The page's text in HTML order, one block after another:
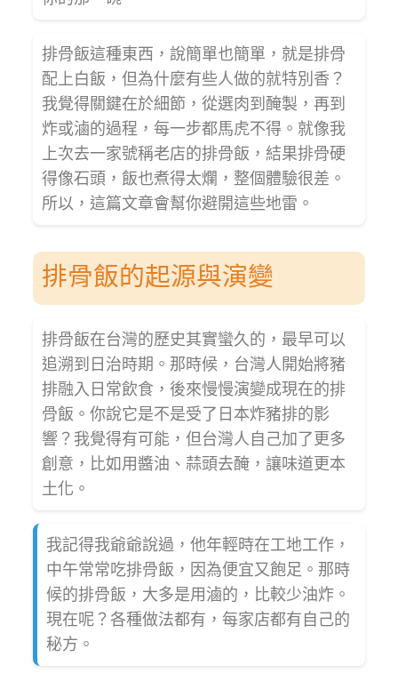
排骨飯這種東西，說簡單也簡單，就是排骨
配上白飯，但為什麼有些人做的就特別香？
我覺得關鍵在於細節，從選肉到醃製，再到
炸或滷的過程，每一步都馬虎不得。就像我
上次去一家號稱老店的排骨飯，結果排骨硬
得像石頭，飯也煮得太爛，整個體驗很差。
所以，這篇文章會幫你避開這些地雷。
排骨飯的起源與演變
排骨飯在台灣的歷史其實蠻久的，最早可以
追溯到日治時期。那時候，台灣人開始將豬
排融入日常飲食，後來慢慢演變成現在的排
骨飯。你說它是不是受了日本炸豬排的影
響？我覺得有可能，但台灣人自己加了更多
創意，比如用醬油、蒜頭去醃，讓味道更本
土化。
我記得我爺爺說過，他年輕時在工地工作，
中午常常吃排骨飯，因為便宜又飽足。那時
候的排骨飯，大多是用滷的，比較少油炸。
現在呢？各種做法都有，每家店都有自己的
秘方。